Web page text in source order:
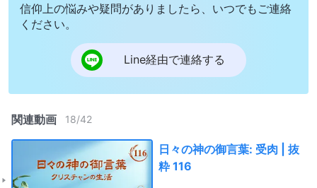
信仰上の悩みや疑問がありましたら、いつでもご連絡
ください。
Line経由で連絡する
関連動画 18/42
日々の神の御言葉: 受肉 | 抜
粋 116